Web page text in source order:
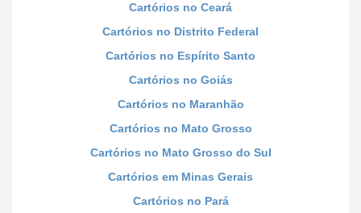
Cartórios no Ceará
Cartórios no Distrito Federal
Cartórios no Espírito Santo
Cartórios no Goiás
Cartórios no Maranhão
Cartórios no Mato Grosso
Cartórios no Mato Grosso do Sul
Cartórios em Minas Gerais
Cartórios no Pará